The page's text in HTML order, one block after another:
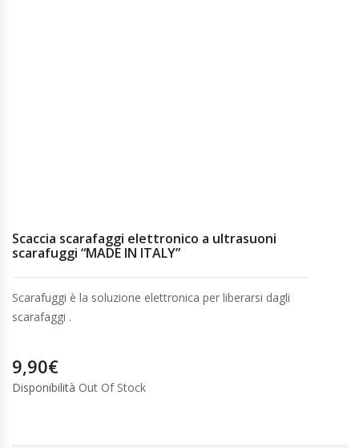
Scaccia scarafaggi elettronico a ultrasuoni
scarafuggi “MADE IN ITALY”
Scarafuggi è la soluzione elettronica per liberarsi dagli
scarafaggi .
9,90€
Disponibilità Out Of Stock